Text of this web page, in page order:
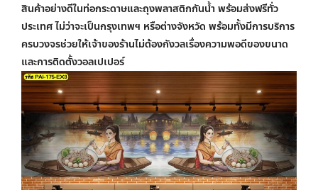
สินค้าอย่างดีในท่อกระดาษและถุงพลาสติกกันน้ำ พร้อมส่งฟรีทั่ว
ประเทศ ไม่ว่าจะเป็นกรุงเทพฯ หรือต่างจังหวัด พร้อมทั้งมีการบริการ
ครบวงจรช่วยให้เจ้าของร้านไม่ต้องกังวลเรื่องความพอดีของขนาด
และการติดตั้งวอลเปเปอร์